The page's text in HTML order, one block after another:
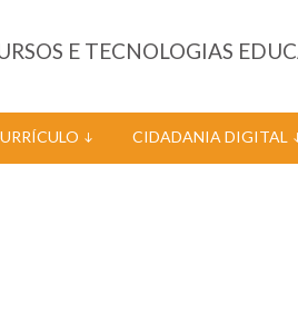
E TECNOLOGIAS
CIDADANIA DIGITAL